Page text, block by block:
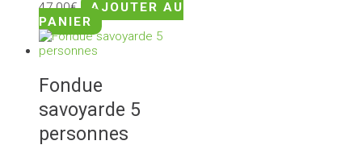
47,00€
AJOUTER AU
PANIER
Fondue
savoyarde 5
personnes